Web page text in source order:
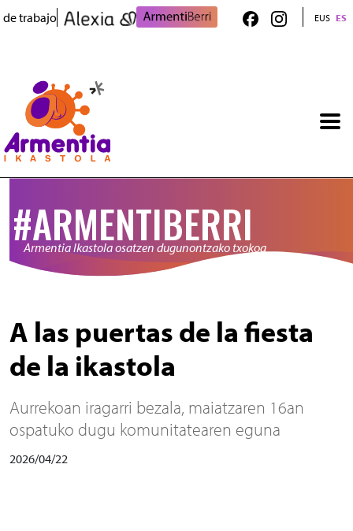
Pasar al contenido principal
de trabajo EUS ES
#ARMENTIBERRI
Armentia Ikastola osatzen dugunontzako txokoa
A las puertas de la fiesta
de la ikastola
Aurrekoan iragarri bezala, maiatzaren 16an
ospatuko dugu komunitatearen eguna
2026/04/22